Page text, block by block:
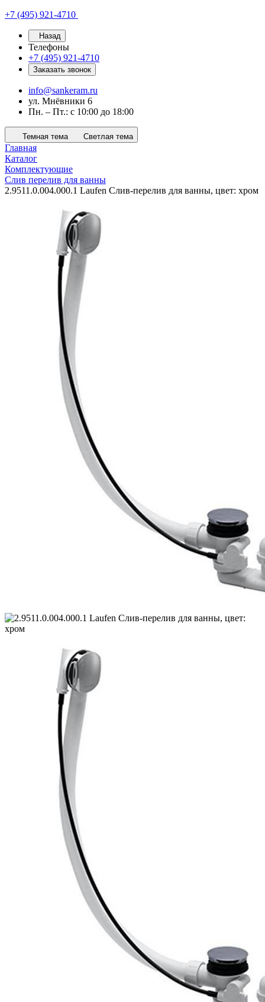
+7 (495) 921-4710
Назад
Телефоны
+7 (495) 921-4710
Заказать звонок
info@sankeram.ru
ул. Мнёвники 6
Пн. – Пт.: с 10:00 до 18:00
Темная тема Светлая тема
Главная
Каталог
Комплектующие
Слив перелив для ванны
2.9511.0.004.000.1 Laufen Слив-перелив для ванны, цвет: хром